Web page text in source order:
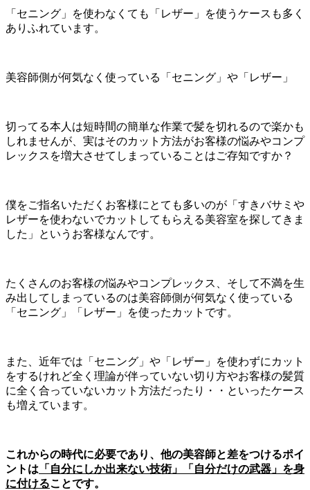
「セニング」を使わなくても「レザー」を使うケースも多く
ありふれています。
美容師側が何気なく使っている「セニング」や「レザー」
切ってる本人は短時間の簡単な作業で髪を切れるので楽かも
しれませんが、実はそのカット方法がお客様の悩みやコンプ
レックスを増大させてしまっていることはご存知ですか？
僕をご指名いただくお客様にとても多いのが「すきバサミや
レザーを使わないでカットしてもらえる美容室を探してきま
した」というお客様なんです。
たくさんのお客様の悩みやコンプレックス、そして不満を生
み出してしまっているのは美容師側が何気なく使っている
「セニング」「レザー」を使ったカットです。
また、近年では「セニング」や「レザー」を使わずにカット
をするけれど全く理論が伴っていない切り方やお客様の髪質
に全く合っていないカット方法だったり・・といったケース
も増えています。
これからの時代に必要であり、他の美容師と差をつけるポイ
ントは 「自分にしか出来ない技術」「自分だけの武器」を身
に付けることです。